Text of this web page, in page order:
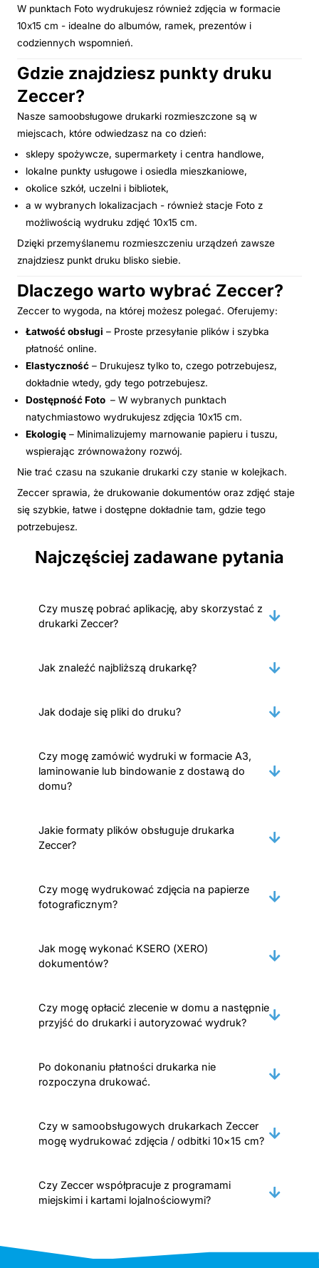
W punktach Foto wydrukujesz również zdjęcia w formacie
10x15 cm - idealne do albumów, ramek, prezentów i
codziennych wspomnień.
Gdzie znajdziesz punkty druku
Zeccer?
Nasze samoobsługowe drukarki rozmieszczone są w
miejscach, które odwiedzasz na co dzień:
sklepy spożywcze, supermarkety i centra handlowe,
lokalne punkty usługowe i osiedla mieszkaniowe,
okolice szkół, uczelni i bibliotek,
a w wybranych lokalizacjach - również stacje Foto z
możliwością wydruku zdjęć 10x15 cm.
Dzięki przemyślanemu rozmieszczeniu urządzeń zawsze
znajdziesz punkt druku blisko siebie.
Dlaczego warto wybrać Zeccer?
Zeccer to wygoda, na której możesz polegać. Oferujemy:
Łatwość obsługi – Proste przesyłanie plików i szybka
płatność online.
Elastyczność – Drukujesz tylko to, czego potrzebujesz,
dokładnie wtedy, gdy tego potrzebujesz.
Dostępność Foto – W wybranych punktach
natychmiastowo wydrukujesz zdjęcia 10x15 cm.
Ekologię – Minimalizujemy marnowanie papieru i tuszu,
wspierając zrównoważony rozwój.
Nie trać czasu na szukanie drukarki czy stanie w kolejkach.
Zeccer sprawia, że drukowanie dokumentów oraz zdjęć staje
się szybkie, łatwe i dostępne dokładnie tam, gdzie tego
potrzebujesz.
Najczęściej zadawane pytania
Czy muszę pobrać aplikację, aby skorzystać z
drukarki Zeccer?
Jak znaleźć najbliższą drukarkę?
Jak dodaje się pliki do druku?
Czy mogę zamówić wydruki w formacie A3,
laminowanie lub bindowanie z dostawą do
domu?
Jakie formaty plików obsługuje drukarka
Zeccer?
Czy mogę wydrukować zdjęcia na papierze
fotograficznym?
Jak mogę wykonać KSERO (XERO)
dokumentów?
Czy mogę opłacić zlecenie w domu a następnie
przyjść do drukarki i autoryzować wydruk?
Po dokonaniu płatności drukarka nie
rozpoczyna drukować.
Czy w samoobsługowych drukarkach Zeccer
mogę wydrukować zdjęcia / odbitki 10×15 cm?
Czy Zeccer współpracuje z programami
miejskimi i kartami lojalnościowymi?